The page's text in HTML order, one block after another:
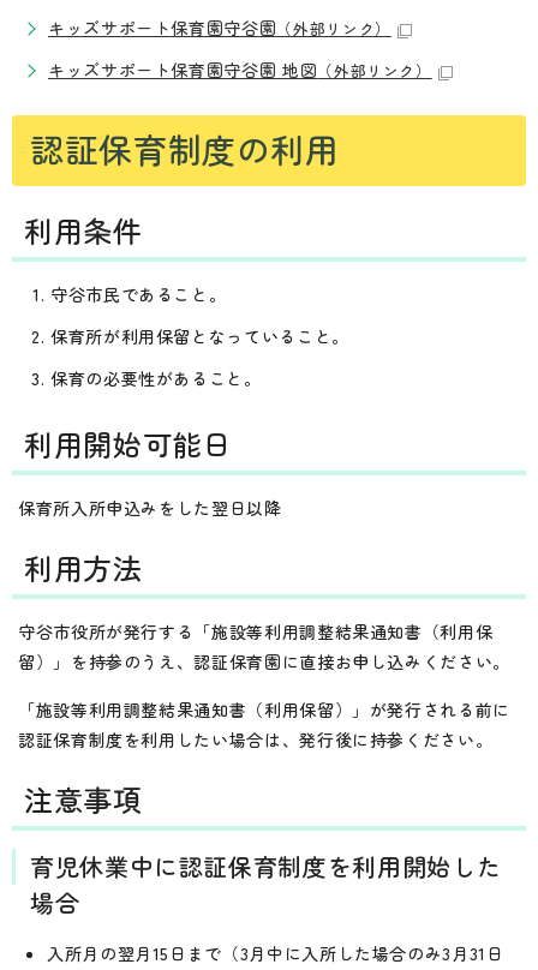
キッズサポート保育園守谷園 （外部リンク）
キッズサポート保育園守谷園 地図 （外部リンク）
認証保育制度の利用
利用条件
守谷市民であること。
保育所が利用保留となっていること。
保育の必要性があること。
利用開始可能日
保育所入所申込みをした翌日以降
利用方法
守谷市役所が発行する「施設等利用調整結果通知書（利用保
留）」を持参のうえ、認証保育園に直接お申し込みください。
「施設等利用調整結果通知書（利用保留）」が発行される前に
認証保育制度を利用したい場合は、発行後に持参ください。
注意事項
育児休業中に認証保育制度を利用開始した
場合
入所月の翌月15日まで（3月中に入所した場合のみ3月31日